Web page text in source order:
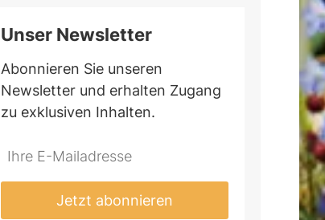
Unser Newsletter
Abonnieren Sie unseren
Newsletter und erhalten Zugang
zu exklusiven Inhalten.
Jetzt abonnieren